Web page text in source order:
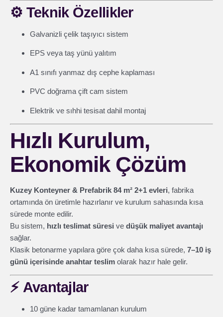
⚙️ Teknik Özellikler
Galvanizli çelik taşıyıcı sistem
EPS veya taş yünü yalıtım
A1 sınıfı yanmaz dış cephe kaplaması
PVC doğrama çift cam sistem
Elektrik ve sıhhi tesisat dahil montaj
Hızlı Kurulum,
Ekonomik Çözüm
Kuzey Konteyner & Prefabrik 84 m² 2+1 evleri, fabrika
ortamında ön üretimle hazırlanır ve kurulum sahasında kısa
sürede monte edilir.
Bu sistem, hızlı teslimat süresi ve düşük maliyet avantajı
sağlar.
Klasik betonarme yapılara göre çok daha kısa sürede, 7–10 iş
günü içerisinde anahtar teslim olarak hazır hale gelir.
⚡ Avantajlar
10 güne kadar tamamlanan kurulum